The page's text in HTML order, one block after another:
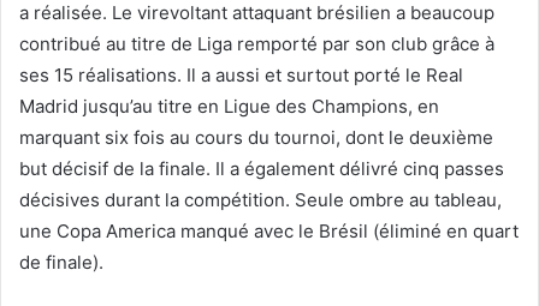
a réalisée. Le virevoltant attaquant brésilien a beaucoup
contribué au titre de Liga remporté par son club grâce à
ses 15 réalisations. Il a aussi et surtout porté le Real
Madrid jusqu’au titre en Ligue des Champions, en
marquant six fois au cours du tournoi, dont le deuxième
but décisif de la finale. Il a également délivré cinq passes
décisives durant la compétition. Seule ombre au tableau,
une Copa America manqué avec le Brésil (éliminé en quart
de finale).